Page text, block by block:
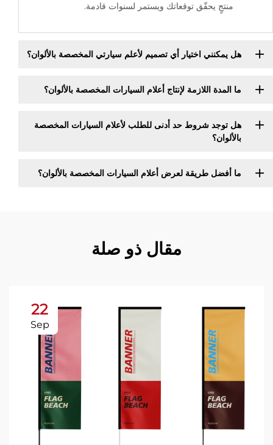
منتجٍ يحقّق توقعاتك ويستمر لسنوات قادمة.
هل يمكنني اختيار أي تصميم لأعلم سيارتي المخصصة بالألوان؟
ما المدة اللازمة لإنتاج أعلام السيارات المخصصة بالألوان؟
هل توجد شروط حد أدنى للطلب لأعلام السيارات المخصصة
بالألوان؟
ما أفضل طريقة لعرض أعلام السيارات المخصصة بالألوان؟
مقال ذو صلة
22
Sep